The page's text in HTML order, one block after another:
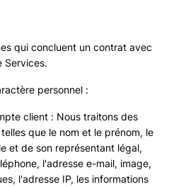
qui concluent un contrat avec
Services.
personnel :
client : Nous traitons des
que le nom et le prénom, le
et de son représentant légal,
l'adresse e-mail, image,
l'adresse IP, les informations